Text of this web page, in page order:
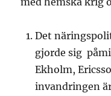
Det
gjorde sig
Ekholm,
invandringen